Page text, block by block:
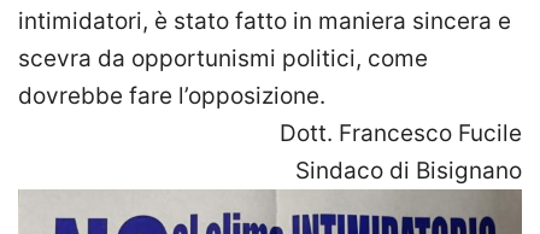
intimidatori, è stato fatto in maniera sincera e
scevra da opportunismi politici, come
dovrebbe fare l’opposizione.
Dott. Francesco Fucile
Sindaco di Bisignano